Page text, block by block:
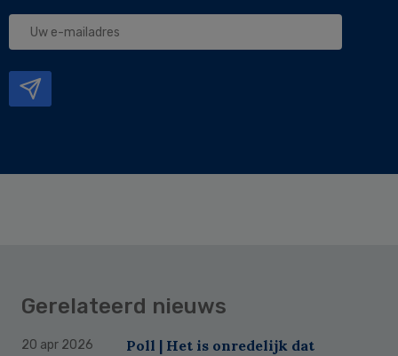
Uw
Gerelateerd nieuws
20 apr 2026
Poll | Het is onredelijk dat